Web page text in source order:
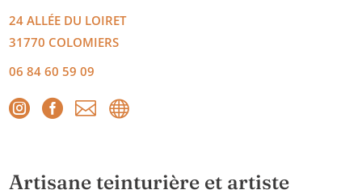
24 ALLÉE DU LOIRET
31770 COLOMIERS
06 84 60 59 09
   
Artisane teinturière et artiste